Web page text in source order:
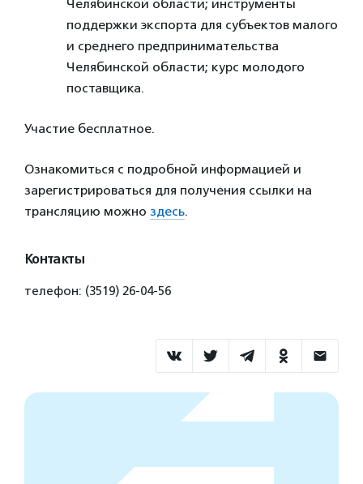
Челябинской области; инструменты
поддержки экспорта для субъектов малого
и среднего предпринимательства
Челябинской области; курс молодого
поставщика.
Участие бесплатное.
Ознакомиться с подробной информацией и
зарегистрироваться для получения ссылки на
трансляцию можно здесь.
Контакты
телефон: (3519) 26-04-56